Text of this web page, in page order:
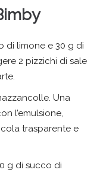
di limone e 30 g di
2 pizzichi di sale
Una
l’emulsione,
trasparente e
g di succo di